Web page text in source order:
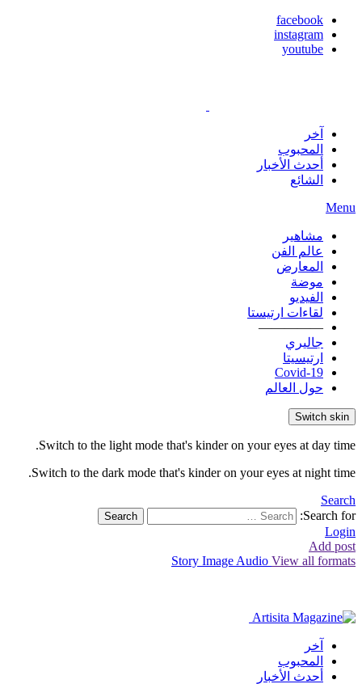
facebook
instagram
youtube
آخر
المحبوب
أحدث الأخبار
الشائع
Menu
مشاهير
عالم الفن
المعارض
موضة
الفيديو
لقاءات ارتيستا
—————
جاليري
ارتيسيتا
Covid-19
حول العالم
Switch skin
Switch to the light mode that's kinder on your eyes at day time.
Switch to the dark mode that's kinder on your eyes at night time.
Search
Search for:
Search
Login
Add post
Story Image Audio View all formats
آخر
المحبوب
أحدث الأخبار